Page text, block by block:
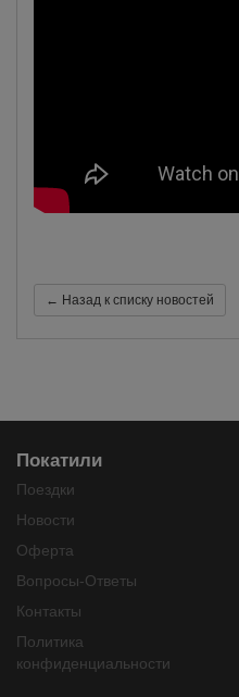
← Назад к списку новостей
Покатили
Поездки
Новости
Оферта
Вопросы-Ответы
Контакты
Политика
конфиденциальности